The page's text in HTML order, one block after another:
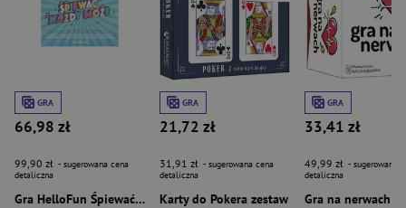
GRA
66,98 zł
99,90 zł - sugerowana cena
detaliczna
Gra HelloFun Śpiewać każdy może
GRA
21,72 zł
31,91 zł - sugerowana cena
detaliczna
Karty do Pokera zestaw
GRA
33,41 zł
49,99 zł - sugerowana
detaliczna
Gra na nerwach